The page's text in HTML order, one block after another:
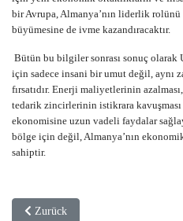
bir Avrupa, Almanya’nın liderlik
büyümesine de ivme kazandıracaktır.
Bütün bu bilgiler sonrası sonuç olarak
için sadece insani bir umut değil, aynı
fırsatıdır. Enerji maliyetlerinin
tedarik zincirlerinin istikrara
ekonomisine uzun vadeli faydalar
bölge için değil, Almanya’nın
sahiptir.
Vorheriger Beitrag: Türkiye’nin
Zurück